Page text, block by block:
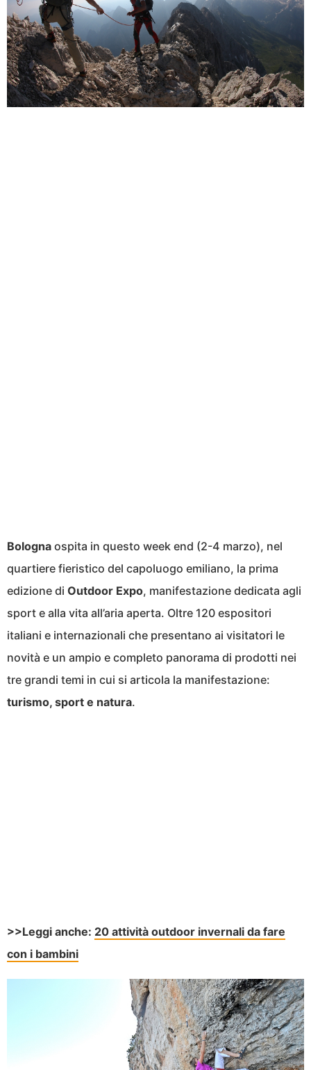
Bologna ospita in questo week end (2-4 marzo), nel
quartiere fieristico del capoluogo emiliano, la prima
edizione di Outdoor Expo, manifestazione dedicata agli
sport e alla vita all’aria aperta. Oltre 120 espositori
italiani e internazionali che presentano ai visitatori le
novità e un ampio e completo panorama di prodotti nei
tre grandi temi in cui si articola la manifestazione:
turismo, sport e natura.
>>Leggi anche: 20 attività outdoor invernali da fare
con i bambini